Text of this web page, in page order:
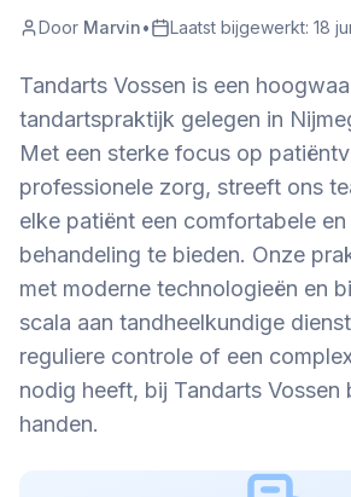
Door Marvin• Laatst bijgewerkt: 18
Tandarts Vossen is een
tandartspraktijk gelegen in
Met een sterke focus op
professionele zorg, streeft ons
elke patiënt een comfortabele
behandeling te bieden. Onze
met moderne technologieën en
scala aan tandheelkundige
reguliere controle of een
nodig heeft, bij Tandarts Vossen
handen.